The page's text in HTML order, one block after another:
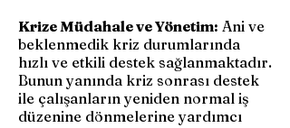
Krize Müdahale ve Yönetim: Ani ve
beklenmedik kriz durumlarında
hızlı ve etkili destek sağlanmaktadır.
Bunun yanında kriz sonrası destek
ile çalışanların yeniden normal iş
düzenine dönmelerine yardımcı